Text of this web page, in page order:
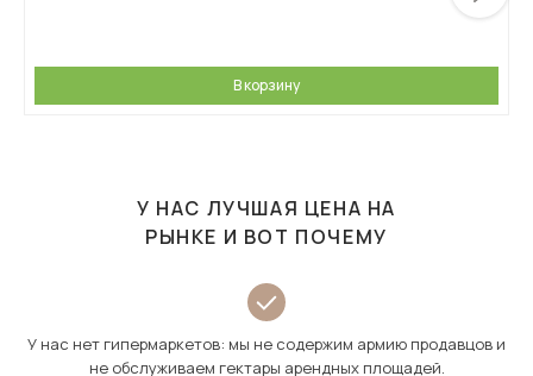
В корзину
У НАС ЛУЧШАЯ ЦЕНА НА
РЫНКЕ И ВОТ ПОЧЕМУ
У нас нет гипермаркетов: мы не содержим армию продавцов и
не обслуживаем гектары арендных площадей.